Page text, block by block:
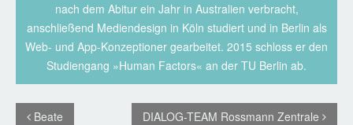
nach dem Abitur ein Jahr in Australien verbracht,
anschließend Mediendesign in Köln studiert und in Berlin als
Web- und App-Konzeptioner gearbeitet. 2015 schloss er den
Studiengang »Human Factors« an der TU Berlin ab.
Beate DIALOG-TEAM Rossmann Zentrale